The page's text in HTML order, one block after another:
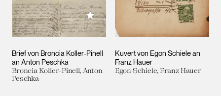
Brief von Broncia Koller-Pinell
an Anton Peschka
Broncia Koller-Pinell, Anton
Peschka
Meiner Sammlung hinzufügen
Kuvert von Egon Schiele an
Franz Hauer
Egon Schiele, Franz Hauer